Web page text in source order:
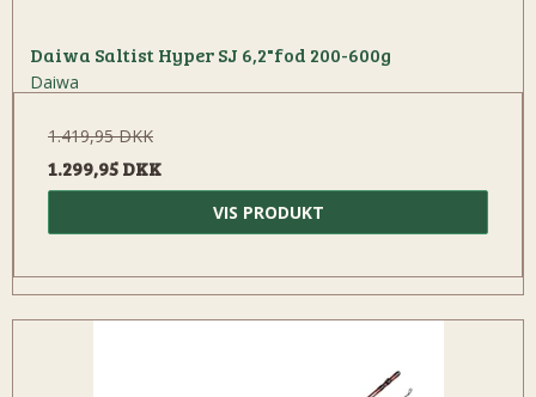
Daiwa Saltist Hyper SJ 6,2"fod 200-600g
Daiwa
1.419,95 DKK
1.299,95 DKK
VIS PRODUKT